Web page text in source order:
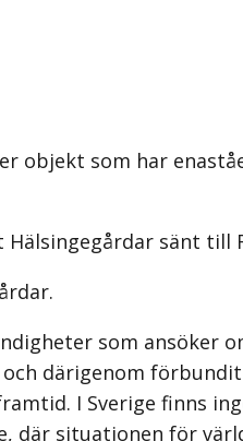
objekt som har
sänt till
som ansöker
därigenom
I Sverige
där situationen för